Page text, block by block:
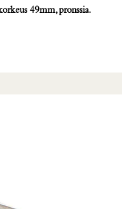
49mm, pronssia.